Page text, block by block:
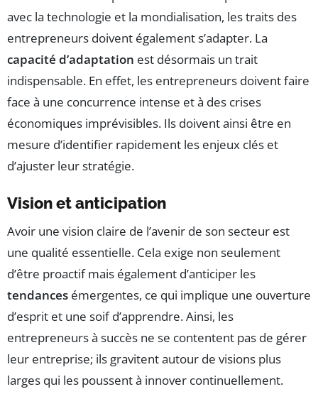
avec la technologie et la mondialisation, les traits des
entrepreneurs doivent également s’adapter. La
capacité d’adaptation est désormais un trait
indispensable. En effet, les entrepreneurs doivent faire
face à une concurrence intense et à des crises
économiques imprévisibles. Ils doivent ainsi être en
mesure d’identifier rapidement les enjeux clés et
d’ajuster leur stratégie.
Vision et anticipation
Avoir une vision claire de l’avenir de son secteur est
une qualité essentielle. Cela exige non seulement
d’être proactif mais également d’anticiper les
tendances émergentes, ce qui implique une ouverture
d’esprit et une soif d’apprendre. Ainsi, les
entrepreneurs à succès ne se contentent pas de gérer
leur entreprise; ils gravitent autour de visions plus
larges qui les poussent à innover continuellement.